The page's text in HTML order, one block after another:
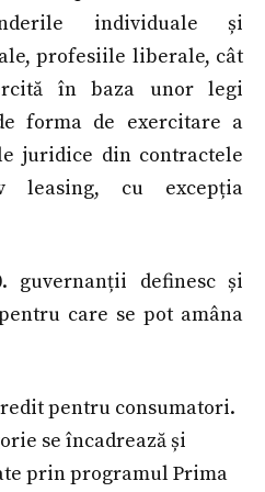
individuale și
profesiile liberale, cât
în baza unor legi
forma de exercitare a
juridice din contractele
leasing, cu excepția
guvernanții definesc și
care se pot amâna
pentru consumatori.
se încadrează și
prin programul Prima